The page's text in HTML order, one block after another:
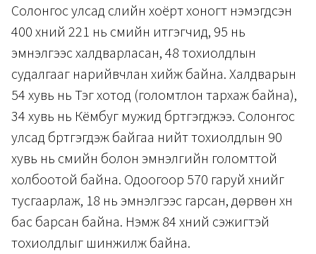
Солонгос улсад сүүлийн хоёрт хоногт нэмэгдсэн
400 хүний 221 нь сүмийн итгэгчид, 95 нь
эмнэлгээс халдварласан, 48 тохиолдлын
судалгааг нарийвчлан хийж байна. Халдварын
54 хувь нь Тэгү хотод (голомтлон тархаж байна),
34 хувь нь Кёмбуг мужид бүртгэгджээ. Солонгос
улсад бүртгэгдэж байгаа нийт тохиолдлын 90
хувь нь сүмийн болон эмнэлгийн голомттой
холбоотой байна. Одоогоор 570 гаруй хүнийг
тусгаарлаж, 18 нь эмнэлгээс гарсан, дөрвөн хүн
бас барсан байна. Нэмж 84 хүний сэжигтэй
тохиолдлыг шинжилж байна.